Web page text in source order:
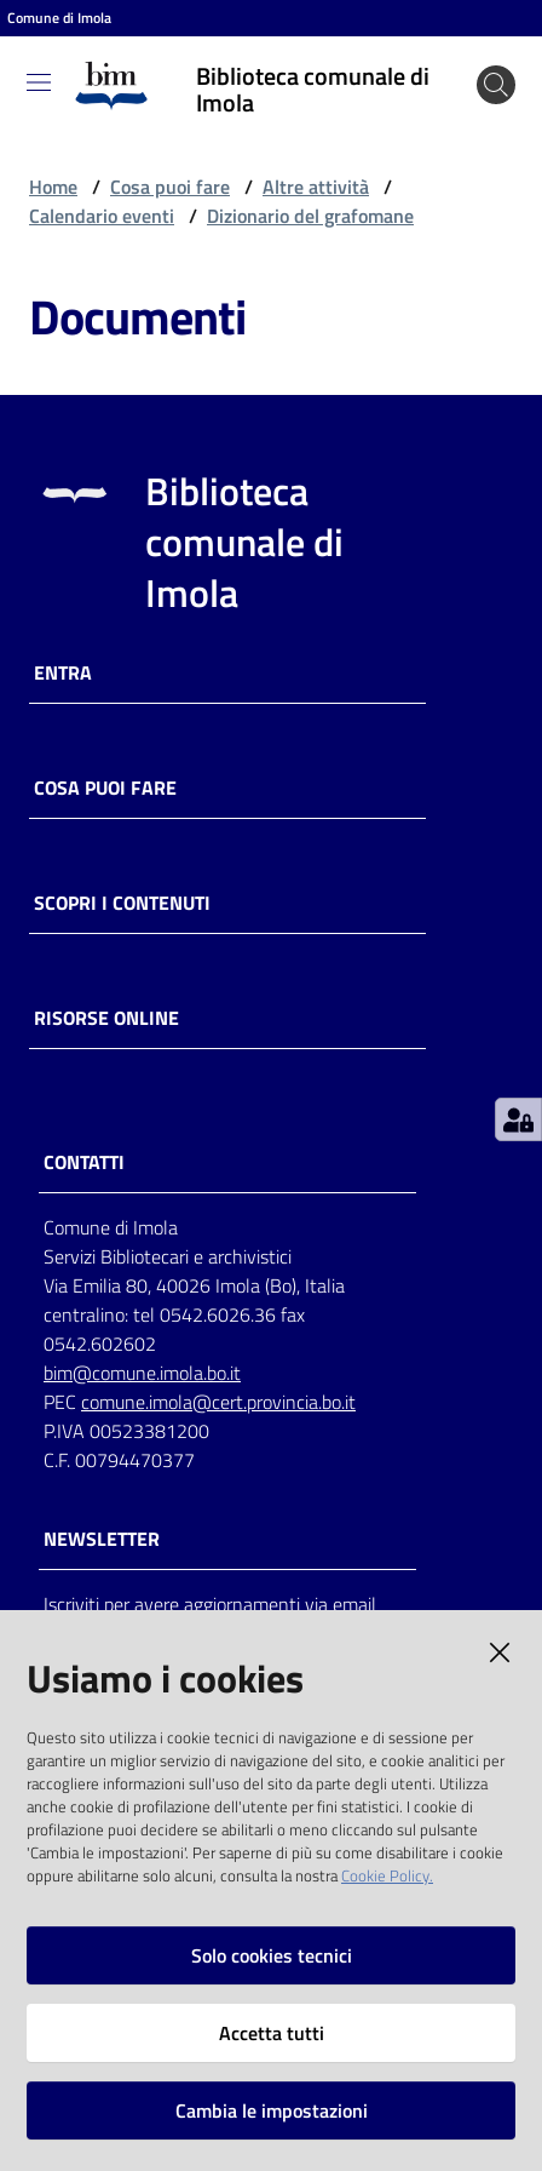
Vai al contenuto
Vai alla navigazione
Vai al footer
Comune di Imola
Biblioteca comunale di
Imola
Biblioteca
comunale
puoi
Risorse
online
Casa
Piani
storico
per
lettura
Seguici
su
Catalogo
on line
Eventi
Chiedi al
bibliotecario
Home / Cosa puoi fare / Altre attività /
Calendario eventi / Dizionario del grafomane
Documenti
Biblioteca
comunale di
Imola
ENTRA
COSA PUOI FARE
SCOPRI I CONTENUTI
RISORSE ONLINE
CONTATTI
Comune di Imola
Servizi Bibliotecari e archivistici
Via Emilia 80, 40026 Imola (Bo), Italia
centralino: tel 0542.6026.36 fax
0542.602602
bim@comune.imola.bo.it
PEC comune.imola@cert.provincia.bo.it
P.IVA 00523381200
C.F. 00794470377
NEWSLETTER
Iscriviti per avere aggiornamenti via email
solo alle condizioni previste dalla direttiva
comunitaria 2003/98/CE e dal d.lgs. 36/2006
SOCIAL
Instagram
Vai alla pagina
Mappa del sito
Usiamo i cookies
Questo sito utilizza i cookie tecnici di navigazione e di sessione per
garantire un miglior servizio di navigazione del sito, e cookie analitici per
raccogliere informazioni sull'uso del sito da parte degli utenti. Utilizza
anche cookie di profilazione dell'utente per fini statistici. I cookie di
profilazione puoi decidere se abilitarli o meno cliccando sul pulsante
'Cambia le impostazioni'. Per saperne di più su come disabilitare i cookie
oppure abilitarne solo alcuni, consulta la nostraCookie Policy.
Solo cookies tecnici
Accetta tutti
Cambia le impostazioni